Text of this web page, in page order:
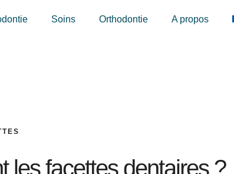
Soins Orthodontie A propos
les facettes dentaires ?